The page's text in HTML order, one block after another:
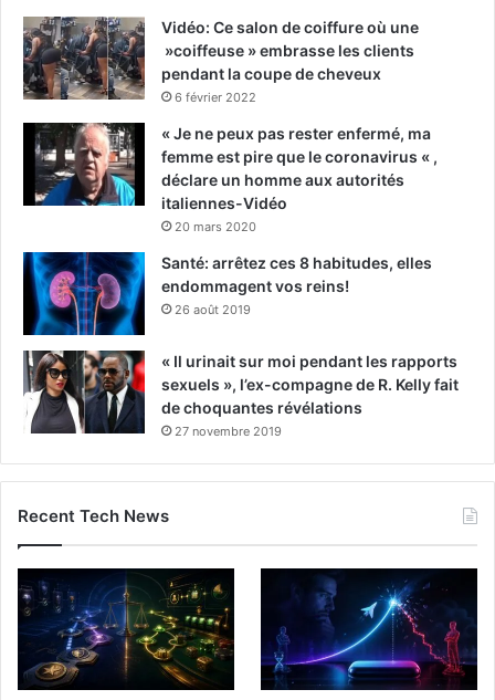
Vidéo: Ce salon de coiffure où une
»coiffeuse » embrasse les clients
pendant la coupe de cheveux
6 février 2022
« Je ne peux pas rester enfermé, ma
femme est pire que le coronavirus « ,
déclare un homme aux autorités
italiennes-Vidéo
20 mars 2020
Santé: arrêtez ces 8 habitudes, elles
endommagent vos reins!
26 août 2019
« Il urinait sur moi pendant les rapports
sexuels », l’ex-compagne de R. Kelly fait
de choquantes révélations
27 novembre 2019
Recent Tech News